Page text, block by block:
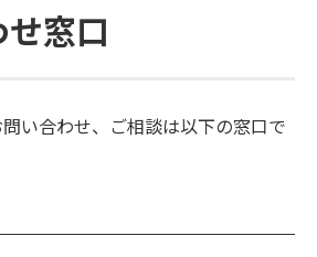
窓口
い合わせ、ご相談は以下の窓口で